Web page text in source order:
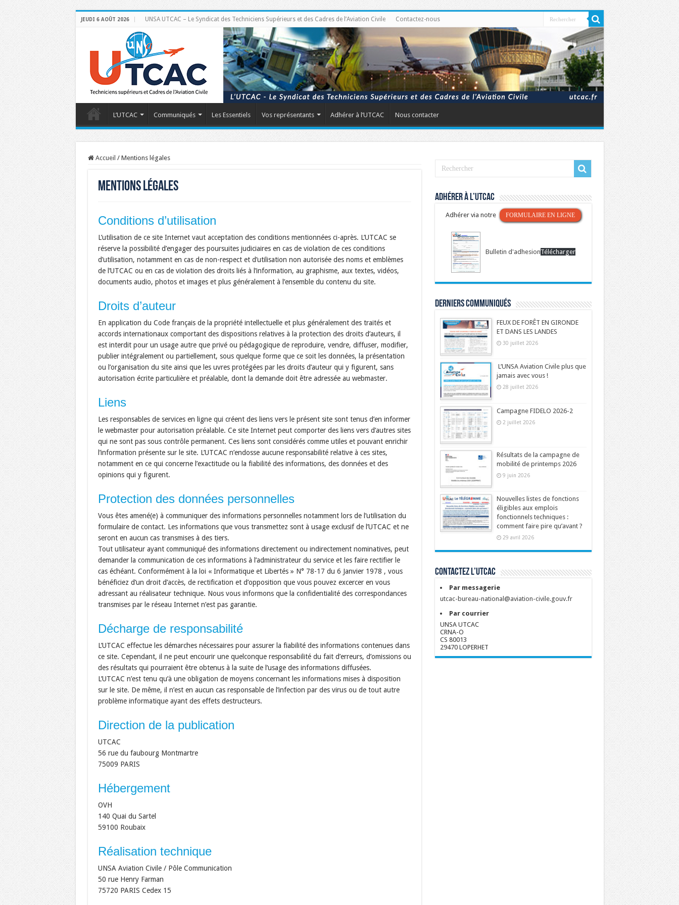
JEUDI 6 AOÛT 2026 UNSA UTCAC – Le Syndicat des Techniciens Supérieurs et des Cadres de l’Aviation Civile Contactez-nous
L’UTCAC Communiqués Les Essentiels Vos représentants Adhérer à l’UTCAC Nous contacter
Accueil / Mentions légales
Mentions légales
Conditions d’utilisation
L’utilisation de ce site Internet vaut acceptation des conditions mentionnées ci-après. L’UTCAC se
réserve la possibilité d’engager des poursuites judiciaires en cas de violation de ces conditions
d’utilisation, notamment en cas de non-respect et d’utilisation non autorisée des noms et emblèmes
de l’UTCAC ou en cas de violation des droits liés à l’information, au graphisme, aux textes, vidéos,
documents audio, photos et images et plus généralement à l’ensemble du contenu du site.
Droits d’auteur
En application du Code français de la propriété intellectuelle et plus généralement des traités et
accords internationaux comportant des dispositions relatives à la protection des droits d’auteurs, il
est interdit pour un usage autre que privé ou pédagogique de reproduire, vendre, diffuser, modifier,
publier intégralement ou partiellement, sous quelque forme que ce soit les données, la présentation
ou l’organisation du site ainsi que les uvres protégées par les droits d’auteur qui y figurent, sans
autorisation écrite particulière et préalable, dont la demande doit être adressée au webmaster.
Liens
Les responsables de services en ligne qui créent des liens vers le présent site sont tenus d’en informer
le webmaster pour autorisation préalable. Ce site Internet peut comporter des liens vers d’autres sites
qui ne sont pas sous contrôle permanent. Ces liens sont considérés comme utiles et pouvant enrichir
l’information présente sur le site. L’UTCAC n’endosse aucune responsabilité relative à ces sites,
notamment en ce qui concerne l’exactitude ou la fiabilité des informations, des données et des
opinions qui y figurent.
Protection des données personnelles
Vous êtes amené(e) à communiquer des informations personnelles notamment lors de l’utilisation du
formulaire de contact. Les informations que vous transmettez sont à usage exclusif de l’UTCAC et ne
seront en aucun cas transmises à des tiers.
Tout utilisateur ayant communiqué des informations directement ou indirectement nominatives, peut
demander la communication de ces informations à l’administrateur du service et les faire rectifier le
cas échéant. Conformément à la loi « Informatique et Libertés » N° 78-17 du 6 Janvier 1978 , vous
bénéficiez d’un droit d’accès, de rectification et d’opposition que vous pouvez excercer en vous
adressant au réalisateur technique. Nous vous informons que la confidentialité des correspondances
transmises par le réseau Internet n’est pas garantie.
Décharge de responsabilité
L’UTCAC effectue les démarches nécessaires pour assurer la fiabilité des informations contenues dans
ce site. Cependant, il ne peut encourir une quelconque responsabilité du fait d’erreurs, d’omissions ou
des résultats qui pourraient être obtenus à la suite de l’usage des informations diffusées.
L’UTCAC n’est tenu qu’à une obligation de moyens concernant les informations mises à disposition
sur le site. De même, il n’est en aucun cas responsable de l’infection par des virus ou de tout autre
problème informatique ayant des effets destructeurs.
Direction de la publication
UTCAC
56 rue du faubourg Montmartre
75009 PARIS
Hébergement
OVH
140 Quai du Sartel
59100 Roubaix
Réalisation technique
UNSA Aviation Civile / Pôle Communication
50 rue Henry Farman
75720 PARIS Cedex 15
Adhérer à l’UTCAC
Adhérer via notre FORMULAIRE EN LIGNE
Bulletin d'adhesionTélécharger
Derniers communiqués
FEUX DE FORÊT EN GIRONDE
ET DANS LES LANDES
30 juillet 2026
L’UNSA Aviation Civile plus que
jamais avec vous !
28 juillet 2026
Campagne FIDELO 2026-2
2 juillet 2026
Résultats de la campagne de
mobilité de printemps 2026
9 juin 2026
Nouvelles listes de fonctions
éligibles aux emplois
fonctionnels techniques :
comment faire pire qu’avant ?
29 avril 2026
Contactez l’UTCAC
Par messagerie
utcac-bureau-national@aviation-civile.gouv.fr
Par courrier
UNSA UTCAC
CRNA-O
CS 80013
29470 LOPERHET